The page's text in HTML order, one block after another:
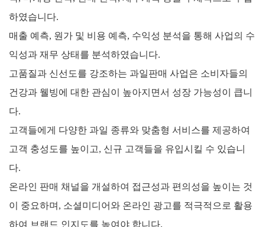
하였습니다.
매출 예측, 원가 및 비용 예측, 수익성 분석을 통해 사업의 수
익성과 재무 상태를 분석하였습니다.
고품질과 신선도를 강조하는 과일판매 사업은 소비자들의
건강과 웰빙에 대한 관심이 높아지면서 성장 가능성이 큽니
다.
고객들에게 다양한 과일 종류와 맞춤형 서비스를 제공하여
고객 충성도를 높이고, 신규 고객들을 유입시킬 수 있습니
다.
온라인 판매 채널을 개설하여 접근성과 편의성을 높이는 것
이 중요하며, 소셜미디어와 온라인 광고를 적극적으로 활용
하여 브랜드 인지도를 높여야 합니다.